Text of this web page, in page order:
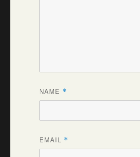
NAME *
EMAIL *